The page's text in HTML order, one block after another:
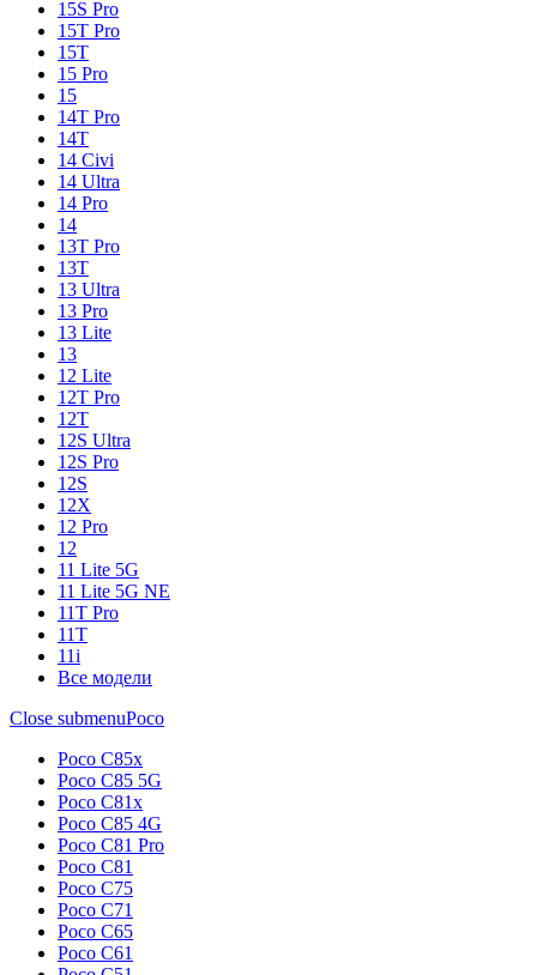
15S Pro
15T Pro
15T
15 Pro
15
14T Pro
14T
14 Civi
14 Ultra
14 Pro
14
13T Pro
13T
13 Ultra
13 Pro
13 Lite
13
12 Lite
12T Pro
12T
12S Ultra
12S Pro
12S
12X
12 Pro
12
11 Lite 5G
11 Lite 5G NE
11T Pro
11T
11i
Все модели
Close submenuPoco
Poco C85x
Poco C85 5G
Poco C81x
Poco C85 4G
Poco C81 Pro
Poco C81
Poco C75
Poco C71
Poco C65
Poco C61